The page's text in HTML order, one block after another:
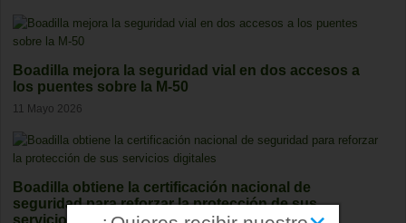
Boadilla mejora la seguridad vial en dos accesos a
los puentes sobre la M-50
11 Mayo 2026
Boadilla obtiene la certificación nacional de
seguridad para reforzar la protección de sus